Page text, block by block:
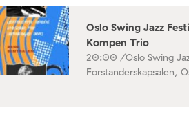
Oslo Swing Jazz
Kompen Trio
20:00 /Oslo Swing
Forstanderskapsalen,